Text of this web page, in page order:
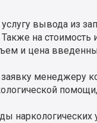
вывода из
на
и цена
менеджеру